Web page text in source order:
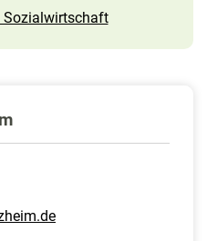
Sozialwirtschaft